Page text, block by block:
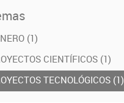
(1)
CIENTÍFICOS (1)
TECNOLÓGICOS (1)